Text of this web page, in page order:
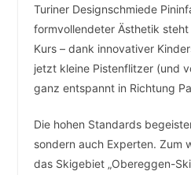
Turiner Designschmiede
formvollendeter Ästhetik
Kurs – dank innovativer
jetzt kleine Pistenflitzer (und
ganz entspannt in Richtung
Die hohen Standards
sondern auch Experten. Zum
das Skigebiet „Obereggen-